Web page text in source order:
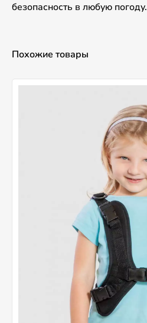
безопасность в любую погоду.
Похожие товары